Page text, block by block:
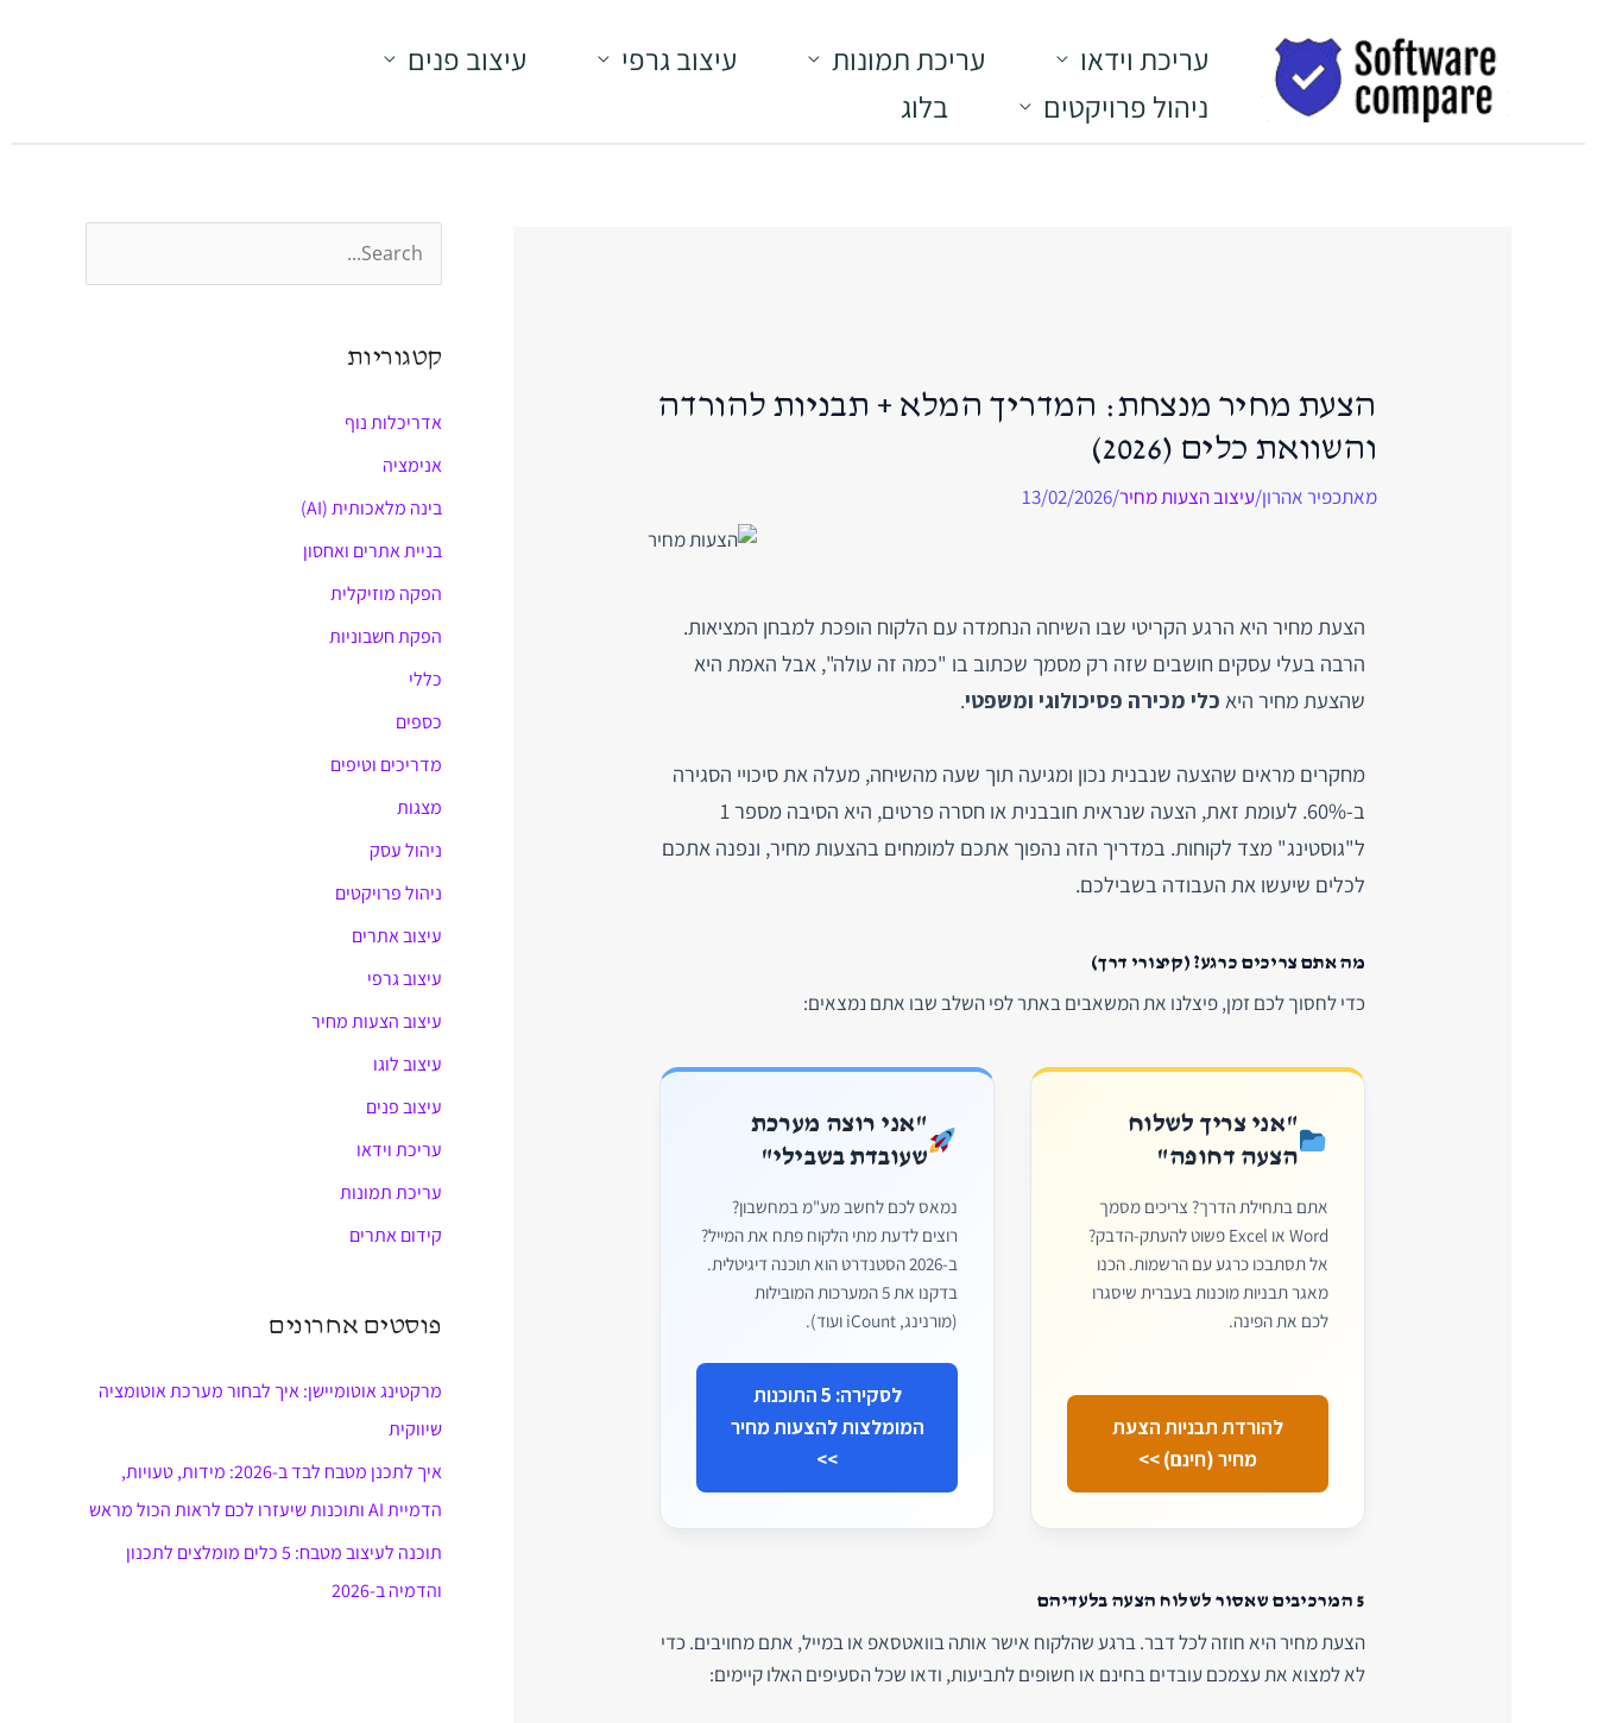
עריכת וידאו עריכת תמונות עיצוב גרפי
עיצוב פנים
ניהול פרויקטים
בלוג
הצעת מחיר מנצחת: המדריך המלא + תבניות להורדה
והשוואת כלים (2026)
מאתכפיר אהרון/עיצוב הצעות מחיר/
13/02/2026
הצעת מחיר היא הרגע הקריטי שבו השיחה הנחמדה עם הלקוח הופכת למבחן המציאות.
הרבה בעלי עסקים חושבים שזה רק מסמך שכתוב בו "כמה זה עולה", אבל האמת היא
שהצעת מחיר היא כלי מכירה פסיכולוגי ומשפטי.
מחקרים מראים שהצעה שנבנית נכון ומגיעה תוך שעה מהשיחה, מעלה את סיכויי הסגירה
ב-60%. לעומת זאת, הצעה שנראית חובבנית או חסרה פרטים, היא הסיבה מספר 1
ל"גוסטינג" מצד לקוחות. במדריך הזה נהפוך אתכם למומחים בהצעות מחיר, ונפנה אתכם
לכלים שיעשו את העבודה בשבילכם.
מה אתם צריכים כרגע? (קיצורי דרך)
כדי לחסוך לכם זמן, פיצלנו את המשאבים באתר לפי השלב שבו אתם נמצאים:
"אני צריך לשלוח
הצעה דחופה"
אתם בתחילת הדרך? צריכים מסמך
Word או Excel פשוט להעתק-הדבק?
אל תסתבכו כרגע עם הרשמות. הכנו
מאגר תבניות מוכנות בעברית שיסגרו
לכם את הפינה.
להורדת תבניות הצעת
מחיר (חינם) >>
"אני רוצה מערכת
שעובדת בשבילי"
נמאס לכם לחשב מע"מ במחשבון?
רוצים לדעת מתי הלקוח פתח את המייל?
ב-2026 הסטנדרט הוא תוכנה דיגיטלית.
בדקנו את 5 המערכות המובילות
(מורנינג, iCount ועוד).
לסקירה: 5 התוכנות
המומלצות להצעות מחיר
>>
5 המרכיבים שאסור לשלוח הצעה בלעדיהם
הצעת מחיר היא חוזה לכל דבר. ברגע שהלקוח אישר אותה בוואטסאפ או במייל, אתם מחויבים. כדי
לא למצוא את עצמכם עובדים בחינם או חשופים לתביעות, ודאו שכל הסעיפים האלו קיימים:
r
:
קטגוריות
אדריכלות נוף
אנימציה
בינה מלאכותית (AI)
בניית אתרים ואחסון
הפקה מוזיקלית
הפקת חשבוניות
כללי
כספים
מדריכים וטיפים
מצגות
ניהול עסק
ניהול פרויקטים
עיצוב אתרים
עיצוב גרפי
עיצוב הצעות מחיר
עיצוב לוגו
עיצוב פנים
עריכת וידאו
עריכת תמונות
קידום אתרים
פוסטים אחרונים
מרקטינג אוטומיישן: איך לבחור מערכת אוטומציה
שיווקית
איך לתכנן מטבח לבד ב-2026: מידות, טעויות,
הדמיית AI ותוכנות שיעזרו לכם לראות הכול מראש
תוכנה לעיצוב מטבח: 5 כלים מומלצים לתכנון
והדמיה ב-2026